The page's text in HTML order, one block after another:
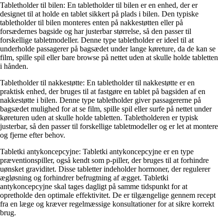
Tabletholder til bilen: En tabletholder til bilen er en enhed, der er
designet til at holde en tablet sikkert på plads i bilen. Den typiske
tabletholder til bilen monteres enten på nakkestøtten eller på
forsædernes bagside og har justerbar størrelse, så den passer til
forskellige tabletmodeller. Denne type tabletholder er ideel til at
underholde passagerer på bagsædet under lange køreture, da de kan se
film, spille spil eller bare browse på nettet uden at skulle holde tabletten
i hånden.
Tabletholder til nakkestøtte: En tabletholder til nakkestøtte er en
praktisk enhed, der bruges til at fastgøre en tablet på bagsiden af en
nakkestøtte i bilen. Denne type tabletholder giver passagererne på
bagsædet mulighed for at se film, spille spil eller surfe på nettet under
køreturen uden at skulle holde tabletten. Tabletholderen er typisk
justerbar, så den passer til forskellige tabletmodeller og er let at montere
og fjerne efter behov.
Tabletki antykoncepcyjne: Tabletki antykoncepcyjne er en type
præventionspiller, også kendt som p-piller, der bruges til at forhindre
uønsket graviditet. Disse tabletter indeholder hormoner, der regulerer
ægløsning og forhindrer befrugtning af ægget. Tabletki
antykoncepcyjne skal tages dagligt på samme tidspunkt for at
opretholde den optimale effektivitet. De er tilgængelige gennem recept
fra en læge og kræver regelmæssige konsultationer for at sikre korrekt
brug.